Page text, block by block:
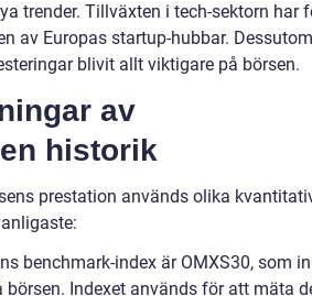
trender. Tillväxten i tech-sektorn har
av Europas startup-hubbar.
blivit allt viktigare på börsen.
av
historik
prestation används olika
benchmark-index är OMXS30, som
Indexet används för att mäta